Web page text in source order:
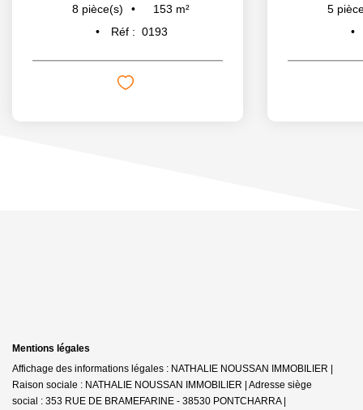
8 pièce(s) 153 m²
Réf : 0193
5
Mentions légales
Affichage des informations légales : NATHALIE NOUSSAN IMMOBILIER |
Raison sociale : NATHALIE NOUSSAN IMMOBILIER | Adresse siège
social : 353 RUE DE BRAMEFARINE - 38530 PONTCHARRA |